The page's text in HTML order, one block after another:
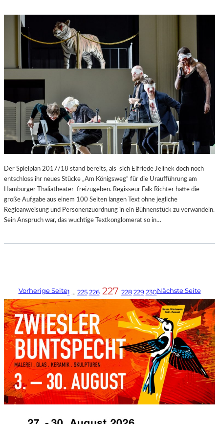
Der Spielplan 2017/18 stand bereits, als sich Elfriede Jelinek doch noch
entschloss ihr neues Stücke „Am Königsweg“ für die Uraufführung am
Hamburger Thaliatheater freizugeben. Regisseur Falk Richter hatte die
große Aufgabe aus einem 100 Seiten langen Text ohne jegliche
Regieanweisung und Personenzuordnung in ein Bühnenstück zu verwandeln.
Sein Anspruch war, das wuchtige Textkonglomerat so in…
Vorherige Seite1 … 225 226 227 228 229 230Nächste Seite